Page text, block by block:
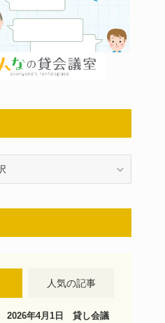
人気の記事
2026年4月1日 貸し会議